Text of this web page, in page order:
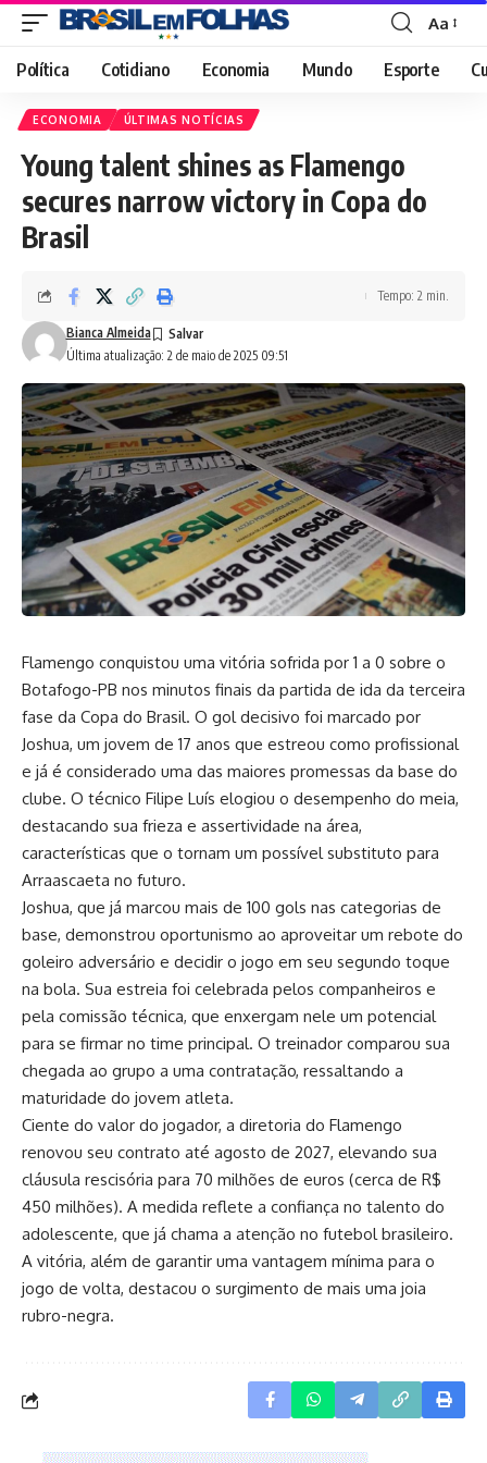
Font
Resizer
Aa
Política Cotidiano Economia Mundo Esporte
ECONOMIA ÚLTIMAS NOTÍCIAS
Young talent shines as Flamengo
secures narrow victory in Copa do
Brasil
Última atualização: 2 de maio de 2025 09:51
Bianca Almeida
Tempo: 2 min.
Flamengo conquistou uma vitória sofrida por 1 a 0 sobre o
Botafogo-PB nos minutos finais da partida de ida da terceira
fase da Copa do Brasil. O gol decisivo foi marcado por
Joshua, um jovem de 17 anos que estreou como profissional
e já é considerado uma das maiores promessas da base do
clube. O técnico Filipe Luís elogiou o desempenho do meia,
destacando sua frieza e assertividade na área,
características que o tornam um possível substituto para
Arraascaeta no futuro.
Joshua, que já marcou mais de 100 gols nas categorias de
base, demonstrou oportunismo ao aproveitar um rebote do
goleiro adversário e decidir o jogo em seu segundo toque
na bola. Sua estreia foi celebrada pelos companheiros e
pela comissão técnica, que enxergam nele um potencial
para se firmar no time principal. O treinador comparou sua
chegada ao grupo a uma contratação, ressaltando a
maturidade do jovem atleta.
Ciente do valor do jogador, a diretoria do Flamengo
renovou seu contrato até agosto de 2027, elevando sua
cláusula rescisória para 70 milhões de euros (cerca de R$
450 milhões). A medida reflete a confiança no talento do
adolescente, que já chama a atenção no futebol brasileiro.
A vitória, além de garantir uma vantagem mínima para o
jogo de volta, destacou o surgimento de mais uma joia
rubro-negra.